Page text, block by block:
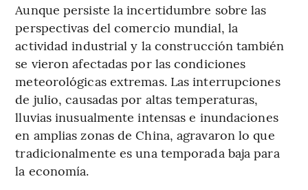
Aunque persiste la incertidumbre sobre las
perspectivas del comercio mundial, la
actividad industrial y la construcción también
se vieron afectadas por las condiciones
meteorológicas extremas. Las interrupciones
de julio, causadas por altas temperaturas,
lluvias inusualmente intensas e inundaciones
en amplias zonas de China, agravaron lo que
tradicionalmente es una temporada baja para
la economía.